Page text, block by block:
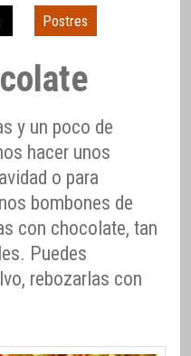
Postres
y un poco de
hacer unos
o para
bombones de
con chocolate, tan
Puedes
rebozarlas con